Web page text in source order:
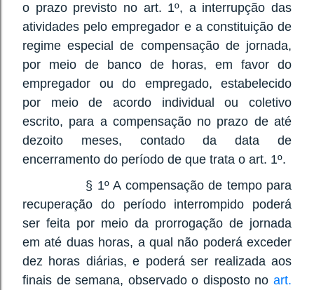
o prazo previsto no art. 1º, a interrupção das
atividades pelo empregador e a constituição de
regime especial de compensação de jornada,
por meio de banco de horas, em favor do
empregador ou do empregado, estabelecido
por meio de acordo individual ou coletivo
escrito, para a compensação no prazo de até
dezoito meses, contado da data de
encerramento do período de que trata o art. 1º.
§ 1º A compensação de tempo para
recuperação do período interrompido poderá
ser feita por meio da prorrogação de jornada
em até duas horas, a qual não poderá exceder
dez horas diárias, e poderá ser realizada aos
finais de semana, observado o disposto no art.